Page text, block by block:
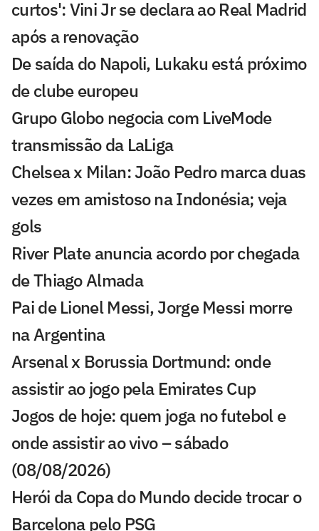
curtos': Vini Jr se declara ao Real Madrid
após a renovação
De saída do Napoli, Lukaku está próximo
de clube europeu
Grupo Globo negocia com LiveMode
transmissão da LaLiga
Chelsea x Milan: João Pedro marca duas
vezes em amistoso na Indonésia; veja
gols
River Plate anuncia acordo por chegada
de Thiago Almada
Pai de Lionel Messi, Jorge Messi morre
na Argentina
Arsenal x Borussia Dortmund: onde
assistir ao jogo pela Emirates Cup
Jogos de hoje: quem joga no futebol e
onde assistir ao vivo – sábado
(08/08/2026)
Herói da Copa do Mundo decide trocar o
Barcelona pelo PSG